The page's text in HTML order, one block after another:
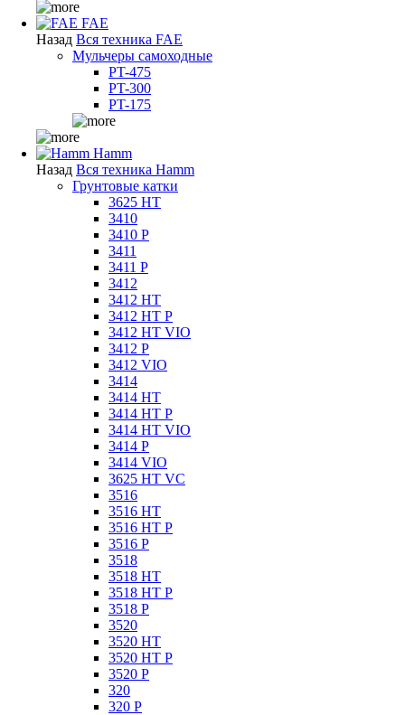
FAE
Назад Вся техника FAE
Мульчеры самоходные
PT-475
PT-300
PT-175
Hamm
Назад Вся техника Hamm
Грунтовые катки
3625 HT
3410
3410 P
3411
3411 P
3412
3412 HT
3412 HT P
3412 HT VIO
3412 P
3412 VIO
3414
3414 HT
3414 HT P
3414 HT VIO
3414 P
3414 VIO
3625 HT VC
3516
3516 HT
3516 HT P
3516 P
3518
3518 HT
3518 HT P
3518 P
3520
3520 HT
3520 HT P
3520 P
320
320 P